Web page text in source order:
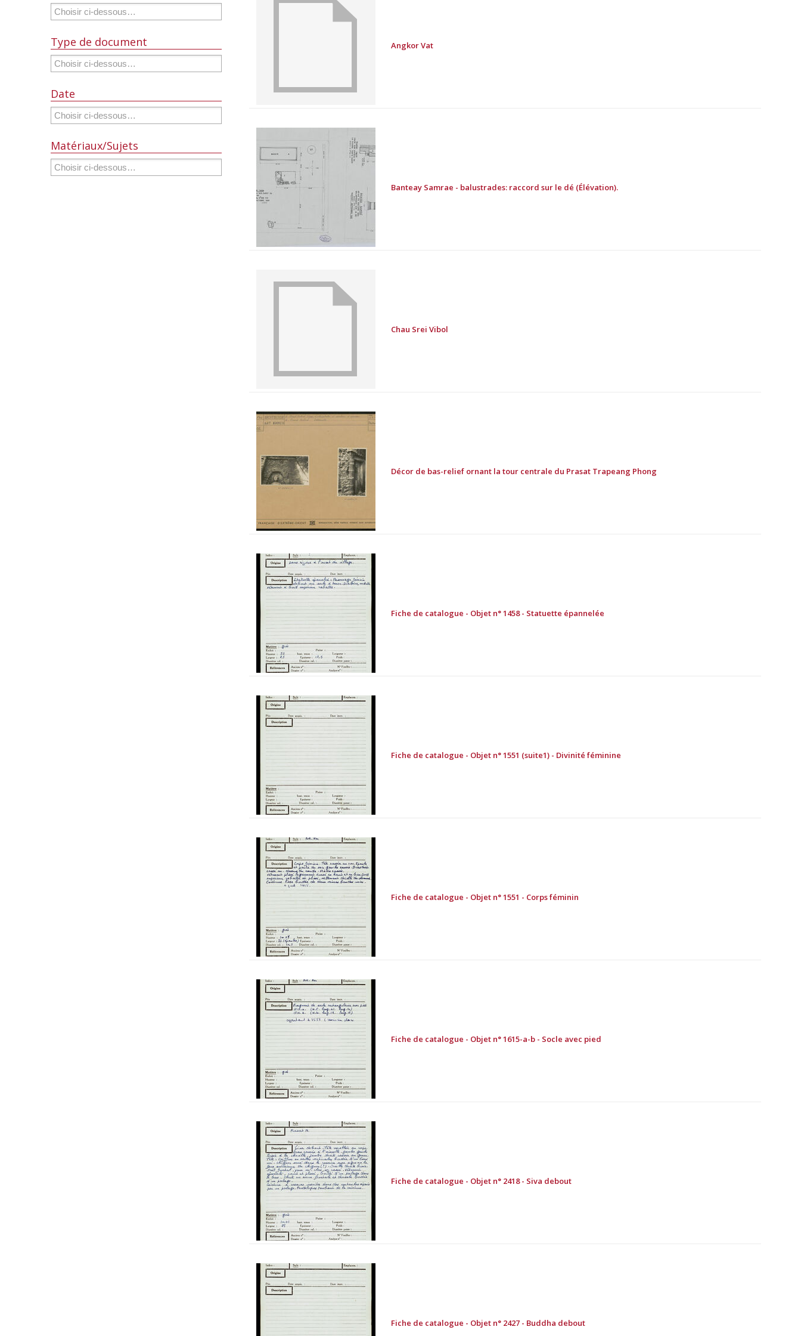
Angkor Vat
Banteay Samrae - balustrades: raccord sur le dé (Élévation).
Chau Srei Vibol
Décor de bas-relief ornant la tour centrale du Prasat Trapeang Phong
Fiche de catalogue - Objet n° 1458 - Statuette épannelée
Fiche de catalogue - Objet n° 1551 (suite1) - Divinité féminine
Fiche de catalogue - Objet n° 1551 - Corps féminin
Fiche de catalogue - Objet n° 1615-a-b - Socle avec pied
Fiche de catalogue - Objet n° 2418 - Siva debout
Fiche de catalogue - Objet n° 2427 - Buddha debout
Type de document
Date
Matériaux/Sujets